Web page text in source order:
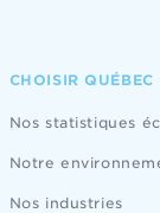
CHOISIR QUÉBEC
Nos statistiques
Notre
Nos industries